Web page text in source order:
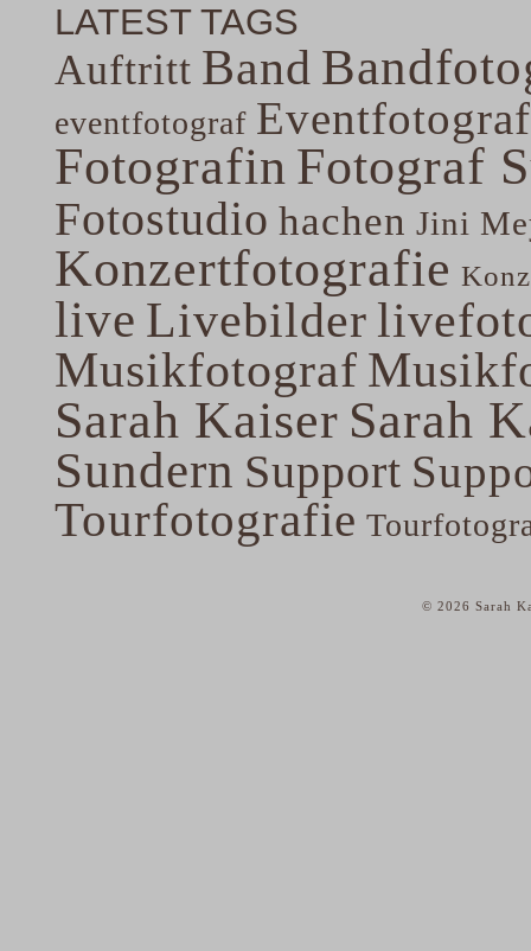
LATEST TAGS
Auftritt Band
eventfotograf
Fotografin Fotograf
Fotostudio hachen Jini
Konzertfotografie
live Livebilder
Musikfotograf
Sarah Kaiser Sarah
Sundern Support
Tourfotografie
© 2026 Sarah